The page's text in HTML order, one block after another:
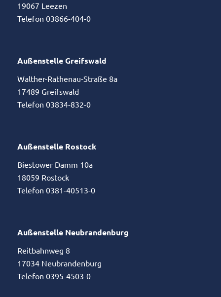
19067 Leezen
Telefon 03866-404-0
Außenstelle Greifswald
Walther-Rathenau-Straße 8a
17489 Greifswald
Telefon 03834-832-0
Außenstelle Rostock
Biestower Damm 10a
18059 Rostock
Telefon 0381-40513-0
Außenstelle Neubrandenburg
Reitbahnweg 8
17034 Neubrandenburg
Telefon 0395-4503-0